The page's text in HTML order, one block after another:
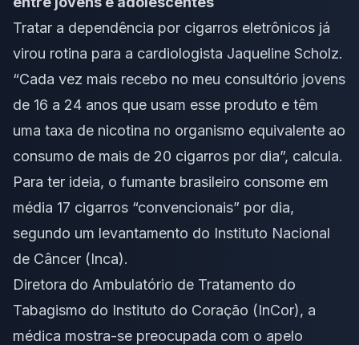
Tratar a dependência por cigarros eletrônicos já
virou rotina para a cardiologista Jaqueline Scholz.
“Cada vez mais recebo no meu consultório jovens
de 16 a 24 anos que usam esse produto e têm
uma taxa de nicotina no organismo equivalente ao
consumo de mais de 20 cigarros por dia”, calcula.
Para ter ideia, o fumante brasileiro consome em
média 17 cigarros “convencionais” por dia,
segundo um levantamento do Instituto Nacional
de Câncer (Inca).
Diretora do Ambulatório de Tratamento do
Tabagismo do Instituto do Coração (InCor), a
médica mostra-se preocupada com o apelo